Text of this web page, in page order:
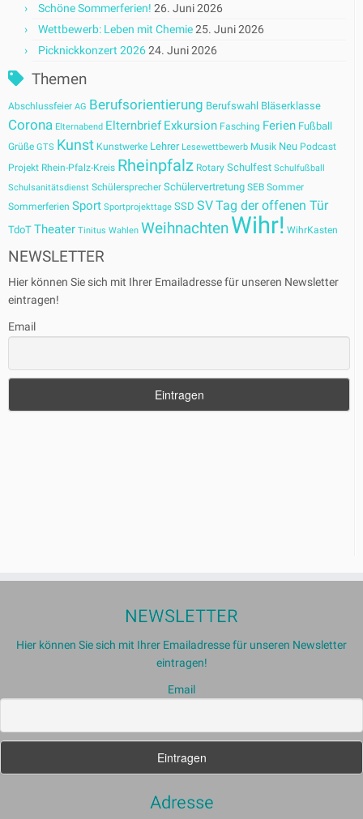
Schöne Sommerferien! 26. Juni 2026
Wettbewerb: Leben mit Chemie25. Juni 2026
Picknickkonzert 202624. Juni 2026
Themen
Abschlussfeier AG Berufsorientierung Berufswahl Bläserklasse
Corona Elternabend Elternbrief Exkursion Fasching Ferien Fußball
Grüße GTS Kunst Kunstwerke Lehrer Lesewettbewerb Musik Neu Podcast
Projekt Rhein-Pfalz-Kreis Rheinpfalz Rotary Schulfest Schulfußball
Schulsanitätsdienst Schülersprecher Schülervertretung SEB Sommer
Sommerferien Sport Sportprojekttage SSD SVTag der offenen Tür
TdoT Theater Tinitus Wahlen WeihnachtenWihr! WihrKasten
NEWSLETTER
Hier können Sie sich mit Ihrer Emailadresse für unseren Newsletter
eintragen!
Email
NEWSLETTER
Hier können Sie sich mit Ihrer Emailadresse für unseren Newsletter
eintragen!
Email
Adresse